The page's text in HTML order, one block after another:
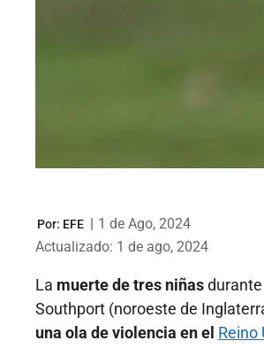
Por: EFE | 1 de Ago, 2024
Actualizado: 1 de ago, 2024
La muerte de tres niñas
Southport (noroeste de
una ola de violencia en el Reino